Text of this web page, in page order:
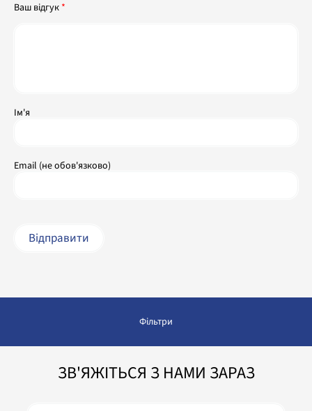
Ваш відгук *
Ім'я
Email (не обов'язково)
Фільтри
ЗВ'ЯЖІТЬСЯ З НАМИ ЗАРАЗ